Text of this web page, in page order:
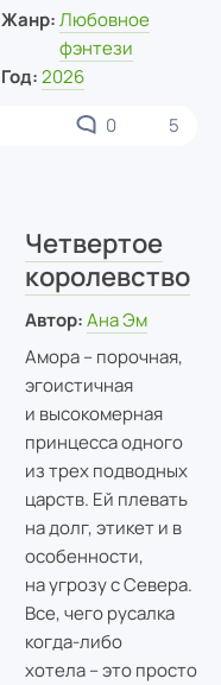
Жанр: Любовное
фэнтези
Год: 2026
0 5
Четвертое
королевство
Автор: Ана Эм
Амора – порочная,
эгоистичная
и высокомерная
принцесса одного
из трех подводных
царств. Ей плевать
на долг, этикет и в
особенности,
на угрозу с Севера.
Все, чего русалка
когда-либо
хотела – это просто